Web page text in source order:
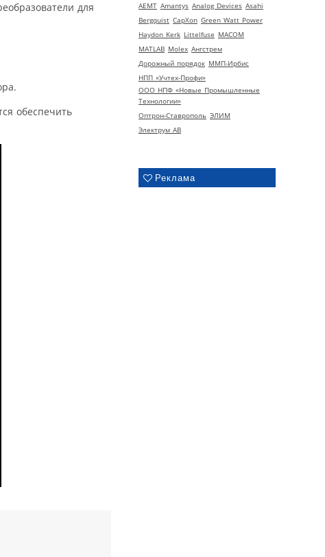
AEMT Amantys Analog Devices Asahi
Bergquist CapXon Green Watt Power
Haydon Kerk Littelfuse MACOM
MATLAB Molex Ангстрем
Дорожный порядок ММП-Ирбис
НПП «Учтех-Профи»
ООО НПФ «Новые Промышленные
Технологии»
Оптрон-Ставрополь ЭЛИМ
Электрум АВ
Реклама
для
обеспечить